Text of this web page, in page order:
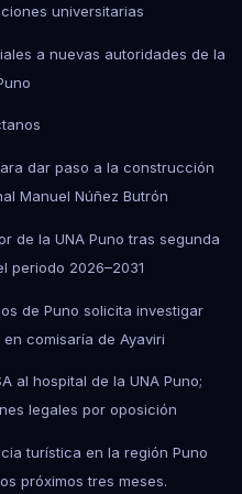
universitarias
a nuevas autoridades de la
dar paso a la construcción
Manuel Núñez Butrón
de la UNA Puno tras segunda
periodo 2026–2031
de Puno solicita investigar
comisaría de Ayaviri
al hospital de la UNA Puno;
legales por oposición
turística en la región Puno
próximos tres meses.